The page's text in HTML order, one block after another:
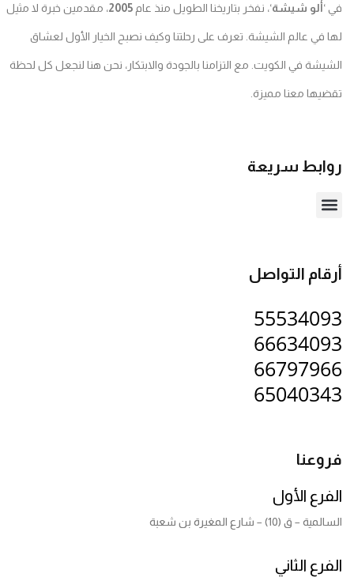
في ‘ألو شيشة‘، نفخر بتاريخنا الطويل منذ عام 2005، مقدمين خبرة لا مثيل
لها في عالم الشيشة. تعرف على رحلتنا وكيف نصبح الخيار الأول لعشاق
الشيشة في الكويت. مع التزامنا بالجودة والابتكار، نحن هنا لنجعل كل لحظة
تقضيها معنا مميزة.
روابط سريعة
أرقام التواصل
55534093
66634093
66797966
65040343
فروعنا
الفرع الأول
السالمية – ق (10) – شارع المغيرة بن شعبة
الفرع الثاني